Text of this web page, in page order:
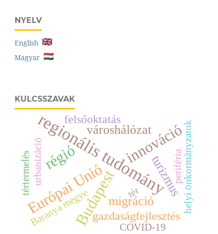
NYELV
English
Magyar
KULCSSZAVAK
regionális tudomány
Budapest
innováció
Európai Unió
régió
városhálózat
migráció
turizmus
gazdaságfejlesztés
felsőoktatás
COVID-19
helyi önkormányzatok
urbanizáció
Baranya megye tér
tértermelés periféria